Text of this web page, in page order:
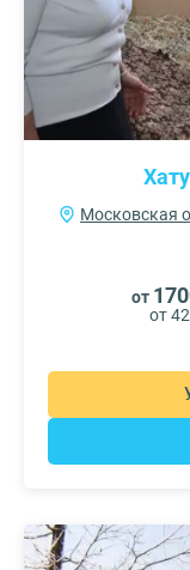
Московская
от
от